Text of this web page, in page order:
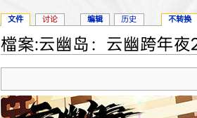
檔案:云幽岛：云幽跨年夜
文件 讨论 编辑 历史 不转换